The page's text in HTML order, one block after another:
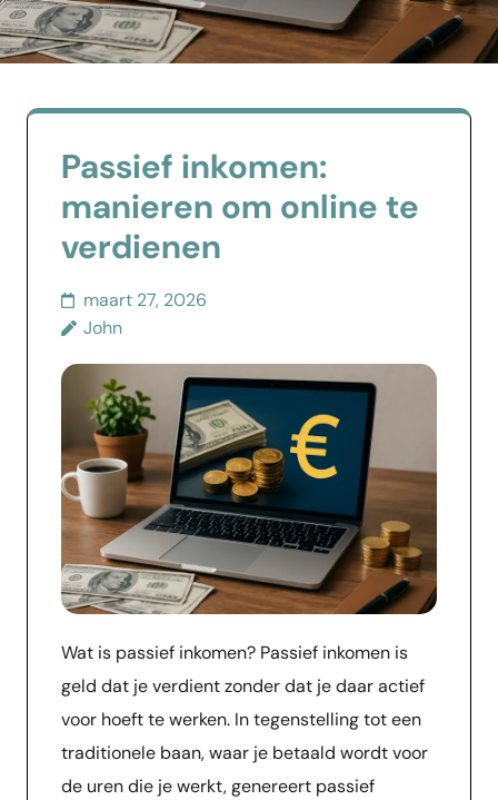
Passief inkomen:
manieren om online te
verdienen
maart 27, 2026
John
Wat is passief inkomen? Passief inkomen is
geld dat je verdient zonder dat je daar actief
voor hoeft te werken. In tegenstelling tot een
traditionele baan, waar je betaald wordt voor
de uren die je werkt, genereert passief